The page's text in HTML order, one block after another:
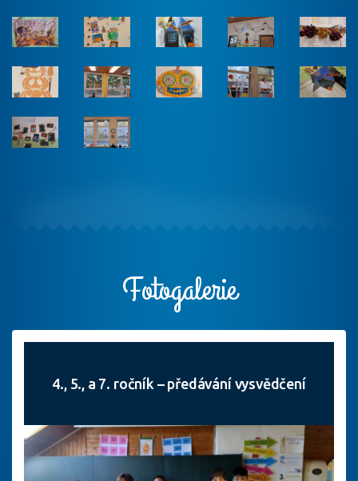
Fotogalerie
4., 5., a 7. ročník – předávání vysvědčení